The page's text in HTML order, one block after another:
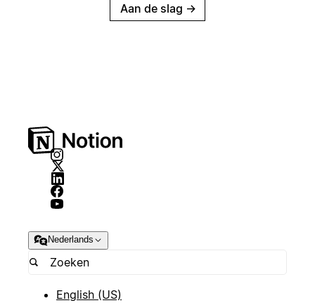
Aan de slag →
Nederlands
English (US)